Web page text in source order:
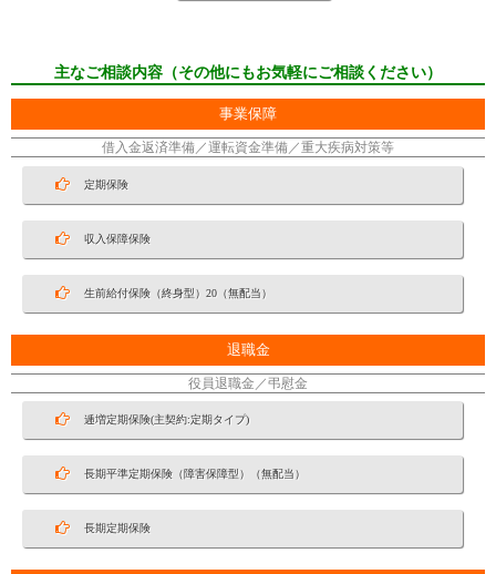
主なご相談内容（その他にもお気軽にご相談ください）
事業保障
借入金返済準備／運転資金準備／重大疾病対策等
定期保険
収入保障保険
生前給付保険（終身型）20（無配当）
退職金
役員退職金／弔慰金
逓増定期保険(主契約:定期タイプ)
長期平準定期保険（障害保障型）（無配当）
長期定期保険